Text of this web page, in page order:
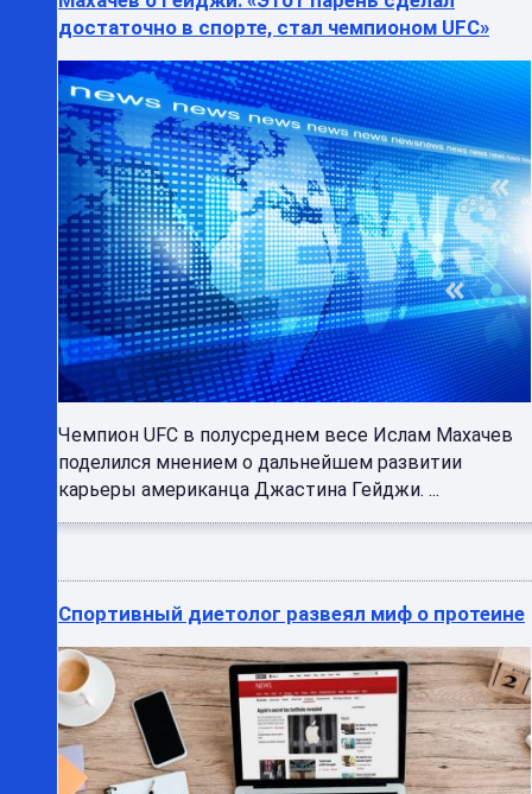
достаточно в спорте, стал чемпионом UFC»
Чемпион UFC в полусреднем весе Ислам Махачев
поделился мнением о дальнейшем развитии
карьеры американца Джастина Гейджи. ...
Спортивный диетолог развеял миф о протеине